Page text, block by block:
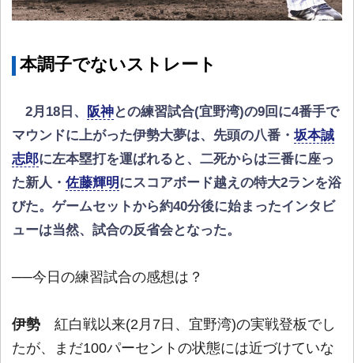
本調子でないストレート
2月18日、 阪神との練習試合(宜野湾)の9回に4番手で
マウンドに上がった伊勢大夢は、先頭の八番・ 坂本誠
志郎に左本塁打を運ばれると、二死からは三番に座っ
た新人・ 佐藤輝明にスコアボード越えの特大2ランを浴
びた。ゲームセットから約40分後に始まったインタビ
ューは当然、試合の反省会となった。
──今日の練習試合の感想は？
伊勢 紅白戦以来(2月7日、宜野湾)の実戦登板でし
たが、まだ100パーセントの状態には近づけていな